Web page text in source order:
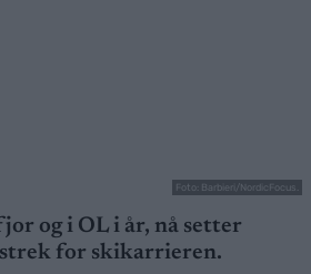
Foto: Barbieri/NordicFocus.
og i OL i år, nå setter
for skikarrieren.